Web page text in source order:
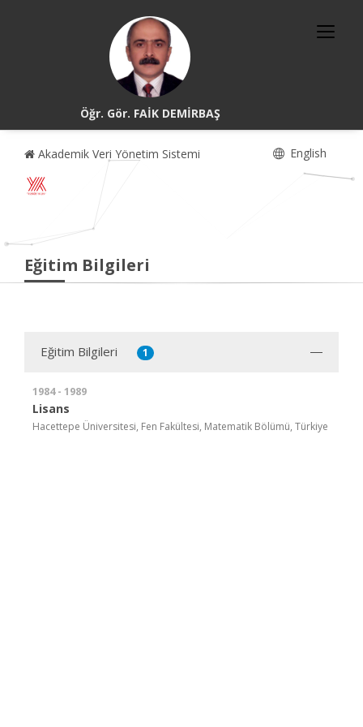
Öğr. Gör. FAİK DEMİRBAŞ
Akademik Veri Yönetim Sistemi English
Eğitim Bilgileri
Eğitim Bilgileri 1
1984 - 1989
Lisans
Hacettepe Üniversitesi, Fen Fakültesi, Matematik Bölümü, Türkiye